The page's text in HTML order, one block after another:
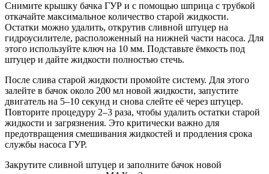
Снимите крышку бачка ГУР и с помощью шприца с трубкой
откачайте максимальное количество старой жидкости.
Остатки можно удалить, открутив сливной штуцер на
гидроусилителе, расположенный на нижней части насоса. Для
этого используйте ключ на 10 мм. Подставьте ёмкость под
штуцер и дайте жидкости полностью стечь.
После слива старой жидкости промойте систему. Для этого
залейте в бачок около 200 мл новой жидкости, запустите
двигатель на 5–10 секунд и снова слейте её через штуцер.
Повторите процедуру 2–3 раза, чтобы удалить остатки старой
жидкости и загрязнения. Это критически важно для
предотвращения смешивания жидкостей и продления срока
службы насоса ГУР.
Закрутите сливной штуцер и заполните бачок новой